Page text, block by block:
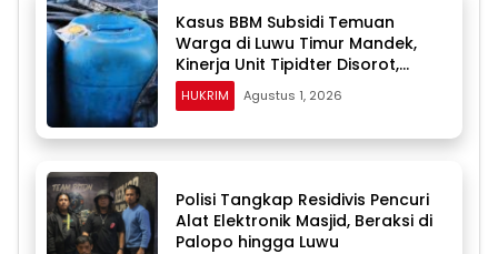
Kasus BBM Subsidi Temuan
Warga di Luwu Timur Mandek,
Kinerja Unit Tipidter Disorot,
Paminal Diminta Turun Tangan
HUKRIM Agustus 1, 2026
Polisi Tangkap Residivis Pencuri
Alat Elektronik Masjid, Beraksi di
Palopo hingga Luwu